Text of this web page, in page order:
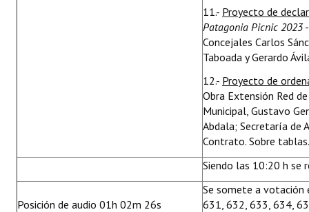
11.- Proyecto de
Patagonia Picnic 2023-
Concejales Carlos
Taboada y Gerardo
12.- Proyecto de
Obra Extensión Red
Municipal, Gustavo
Abdala; Secretaría de
Contrato. Sobre tablas.
Siendo las 10:20 h se
Posición de audio 01h 02m 26s
Se somete a
631, 632, 633, 634,